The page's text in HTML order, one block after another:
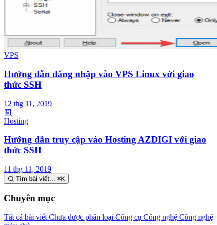
VPS
Hướng dẫn đăng nhập vào VPS Linux với giao
thức SSH
12 thg 11, 2019
Hosting
Hướng dẫn truy cập vào Hosting AZDIGI với giao
thức SSH
11 thg 11, 2019
Tìm bài viết... ⌘K
Chuyên mục
Tất cả bài viết Chưa được phân loại Công cụ Công nghệ Công nghệ